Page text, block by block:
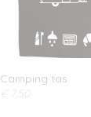
Camping tas
€ 7,50